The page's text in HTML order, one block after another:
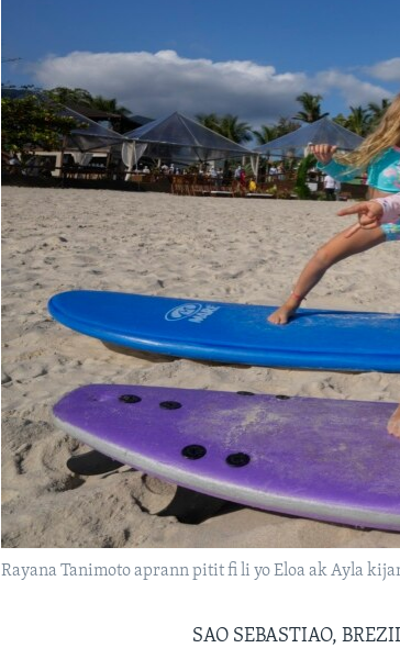
Rayana Tanimoto aprann pitit fi li yo Eloa ak Ayla
SAO SEBASTIAO,